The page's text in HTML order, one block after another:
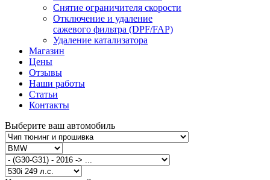
Снятие ограничителя скорости
Отключение и удаление
сажевого фильтра (DPF/FAP)
Удаление катализатора
Магазин
Цены
Отзывы
Наши работы
Статьи
Контакты
Выберите ваш автомобиль